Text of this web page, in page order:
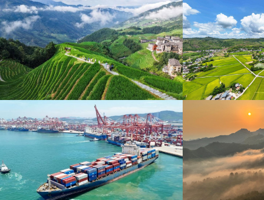
暑期出游 乐享美好时光
炎炎夏日，暑期旅游热度持续攀升。人们亲近山水，
重庆梁平：优质
8月6日，重庆梁平星